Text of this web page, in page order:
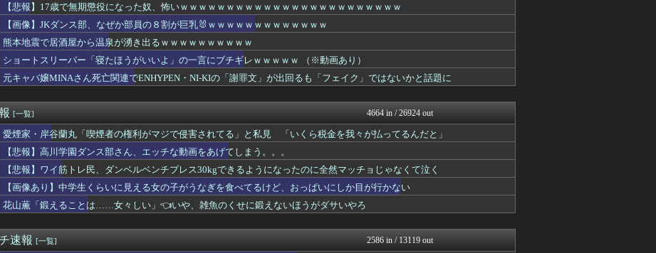
女優さん、ジブリキャラのコスプレでチンポを硬めてくるｗｗｗｗｗ...
まにゅそく 2chまとめニ...
帆、“体型”への世論に苦心 太りすぎ・痩せすぎの声に「絶妙なとこ...
いたしん！
ーク、もう終わってたｗｗｗｗｗ
【2ch】ニュー速クオリテ...
AV女優、アイドル顔負けにかわいいｗｗｗｗｗ
ま、ボディラインがHすぎる…
ひま速(°∀°) -暇つぶ...
トスリーパー堀さん、対面で高須幹弥にキレる
ネラーボイス
下アイドルさん、売れるためにとんでもない格好でここまでしなきゃい...
BIPブログ
ヤルホスト行ってきたんだけど
飲むやつはゲイ、 喉乾いた時のためにちっちゃいゲイ水筒持ち歩くと...
キニ速
やかさん、やはりデカいｗｗｗｗｗｗｗｗｗｗ
なんJミュージアム
療ミス 脳腫瘍手術で「正常な組織」を誤って摘出…
ゴールデンタイムズ
ンに設定6のお胸が来店してしまうｗｗｗｗｗｗｗｗｗｗｗｗｗ
うしみつ-5chまとめ-
とかいう男性の尊厳破壊される部屋ｗｗｗｗｗｗｗｗｗｗｗｗ
不思議.net - 5ch...
、高梨、不倫…
スコールちゃんねる｜２ちゃ...
園ダンス部さん、エッチな動画をあげてしまう。。。
筋肉速報
嘩して一週間、一言も会話なし！ｗ
はーとログ
って顔でかい？」
妹はVIPPER
央と小田さくらのロケットおっぱい発射ドカーンｗｗｗｗｗｗｗｗ
【悲報】17歳で無期懲役になった奴、怖いｗｗｗｗｗｗｗｗｗｗｗｗｗｗｗｗｗｗｗｗｗｗｗｗ
【画像】JKダンス部、なぜか部員の８割が巨乳🐰ｗｗｗｗｗｗｗｗｗｗｗｗｗ
熊本地震で居酒屋から温泉が湧き出るｗｗｗｗｗｗｗｗｗｗ
ショートスリーパー「寝たほうがいいよ」の一言にブチギレｗｗｗｗｗ （※動画あり）
元キャバ嬢MINAさん死亡関連でENHYPEN・NI-KIの「謝罪文」が出回るも「フェイク」ではないかと話題に
[一覧] 4664 in / 26924 out
愛煙家・岸谷蘭丸「喫煙者の権利がマジで侵害されてる」と私見 「いくら税金を我々が払ってるんだと」
【悲報】高川学園ダンス部さん、エッチな動画をあげてしまう。。。
【悲報】ワイ筋トレ民、ダンベルベンチプレス30kgできるようになったのに全然マッチョじゃなくて泣く
【画像あり】中学生くらいに見える女の子がうなぎを食べてるけど、おっぱいにしか目が行かない
花山薫「鍛えることは……女々しい」👈いや、雑魚のくせに鍛えないほうがダサいやろ
速報 [一覧] 2586 in / 13119 out